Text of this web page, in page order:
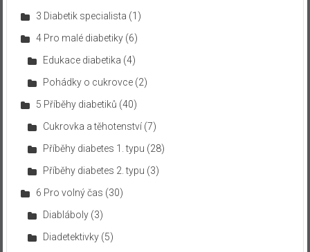
3 Diabetik specialista (1)
4 Pro malé diabetiky(6)
Edukace diabetika (4)
Pohádky o cukrovce(2)
5 Příběhy diabetiků (40)
Cukrovka a těhotenství(7)
Příběhy diabetes 1. typu (28)
Příběhy diabetes 2. typu (3)
6 Pro volný čas (30)
Diabláboly(3)
Diadetektivky(5)